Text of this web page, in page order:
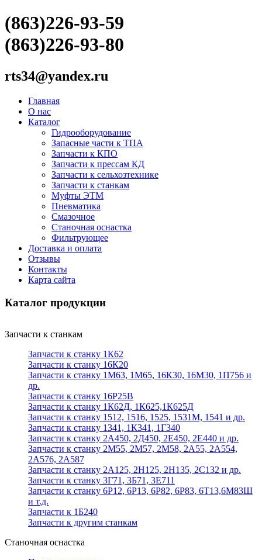
(863)226-93-59
(863)226-93-80
rts34@yandex.ru
Главная
О нас
Каталог
Гидрооборудование
Запасные части к ТПА
Запчасти к КПО
Запчасти к прессам КД
Запчасти к сельхозтехнике
Запчасти к станкам
Муфты ЭТМ
Пневматика
Смазочное
Станочная оснастка
Фильтрующее
Доставка и оплата
Отзывы
Контакты
Карта сайта
Каталог продукции
Запчасти к станкам
Запчасти к станку 1К62
Запчасти к станку 16К20
Запчасти к станку 1М63, 1М65, 16К30, 16М30, 1П756 и
др.
Запчасти к станку 16Р25В
Запчасти к станку 1К62Д, 1К625,1К625Д
Запчасти к станку 1512, 1516, 1525, 1531М, 1541 и др.
Запчасти к станку 1341, 1К341, 1Г340
Запчасти к станку 2А450, 2Д450, 2Е450, 2Е440 и др.
Запчасти к станку 2М55, 2М57, 2М58, 2А55, 2А554,
2А576, 2А587
Запчасти к станку 2А125, 2Н125, 2Н135, 2С132 и др.
Запчасти к станку 3Г71, 3Б71, 3Е711
Запчасти к станку 6Р12, 6Р13, 6Р82, 6Р83, 6Т13,6М83Ш
и т.д.
Запчасти к 1Б240
Запчасти к другим станкам
Станочная оснастка